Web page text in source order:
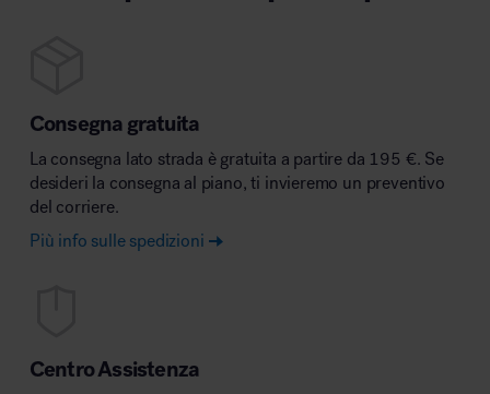
Consegna gratuita
La consegna lato strada è gratuita a partire da 195 €. Se
desideri la consegna al piano, ti invieremo un preventivo
del corriere.
Più info sulle spedizioni
Centro Assistenza